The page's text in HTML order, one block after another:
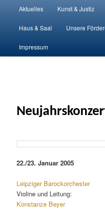
Zum Inhalt wechseln
Zum sekundären Inhalt
Aktuelles Kunst & Justiz
Haus & Saal Unsere
Impressum
22./23. Januar 2005
Leipziger Barockorchester
Violine und Leitung:
Konstanze Beyer